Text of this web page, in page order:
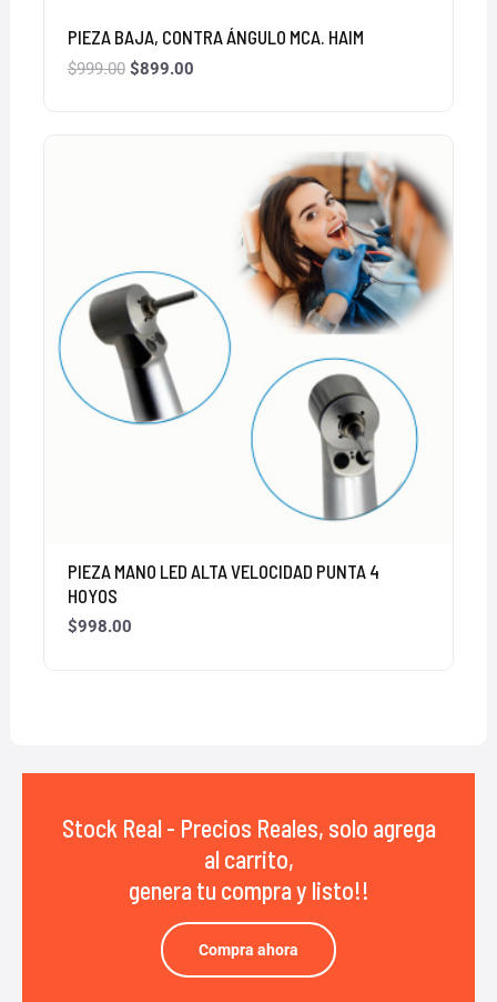
PIEZA BAJA, CONTRA ÁNGULO MCA. HAIM
$999.00 $899.00
PIEZA MANO LED ALTA VELOCIDAD PUNTA 4
HOYOS
$998.00
Stock Real - Precios Reales, solo agrega
al carrito,
genera tu compra y listo!!
Compra ahora